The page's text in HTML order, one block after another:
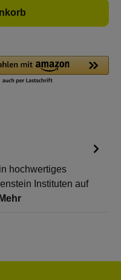
hochwertiges
Instituten auf
Mehr